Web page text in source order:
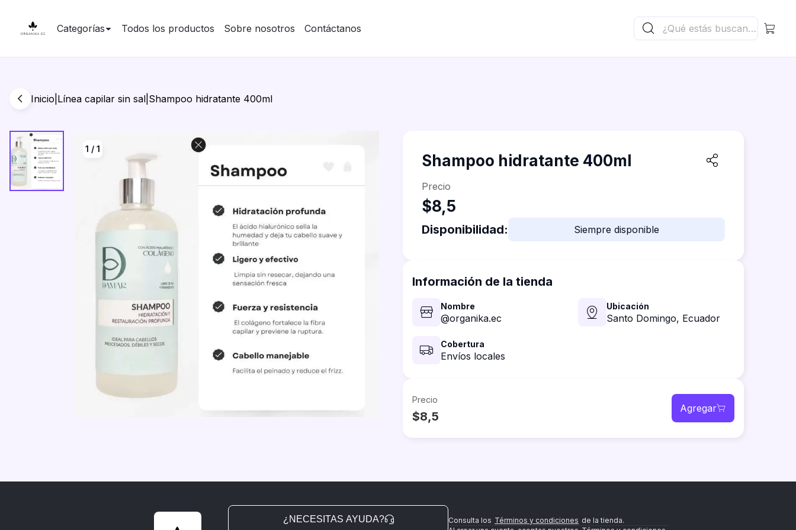
Categorías Todos los productos Sobre nosotros Contáctanos
Inicio Línea capilar sin sal Shampoo hidratante 400ml
1 / 1
Shampoo hidratante 400ml
Precio
$8,5
Disponibilidad: Siempre disponible
Información de la tienda
Nombre
@organika.ec
Ubicación
Santo Domingo, Ecuador
Cobertura
Envíos locales
Precio
$8,5
Agregar
¿NECESITAS AYUDA? Consulta los Términos y condiciones de la tienda.